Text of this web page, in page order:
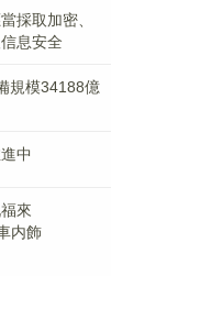
採取加密、
息安全
規模34188億
中
來
内飾